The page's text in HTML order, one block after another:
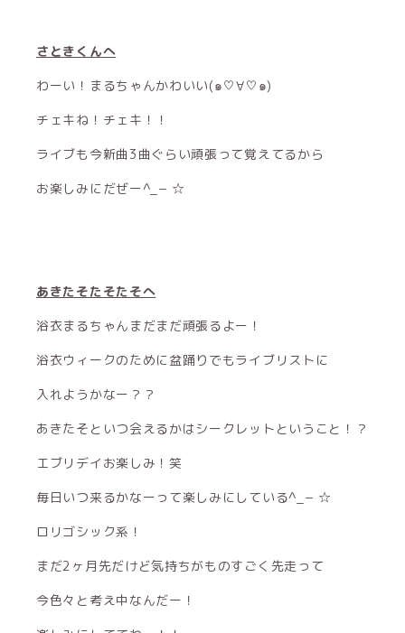
さときくんへ
わーい！まるちゃんかわいい(๑♡∀♡๑)
チェキね！チェキ！！
ライブも今新曲3曲ぐらい頑張って覚えてるから
お楽しみにだぜー^_− ☆
あきたそたそたそへ
浴衣まるちゃんまだまだ頑張るよー！
浴衣ウィークのために盆踊りでもライブリストに
入れようかなー？？
あきたそといつ会えるかはシークレットということ！？
エブリデイお楽しみ！笑
毎日いつ来るかなーって楽しみにしている^_− ☆
ロリゴシック系！
まだ2ヶ月先だけど気持ちがものすごく先走って
今色々と考え中なんだー！